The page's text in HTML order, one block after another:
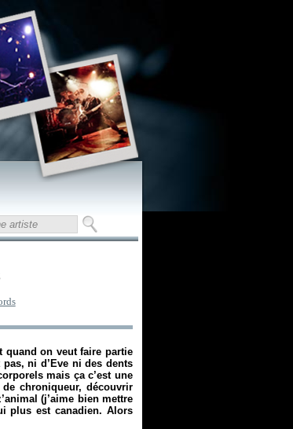
quand on veut faire partie
ni d’Eve ni des dents
mais ça c’est une
chroniqueur, découvrir
(j’aime bien mettre
plus est canadien. Alors